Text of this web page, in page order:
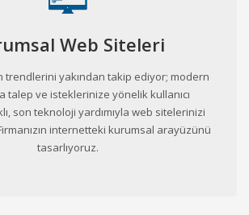
Web Siteleri
trendlerini yakından takip ediyor; modern
talep ve isteklerinize yönelik kullanıcı
son teknoloji yardımıyla web sitelerinizi
internetteki kurumsal arayüzünü
tasarlıyoruz.